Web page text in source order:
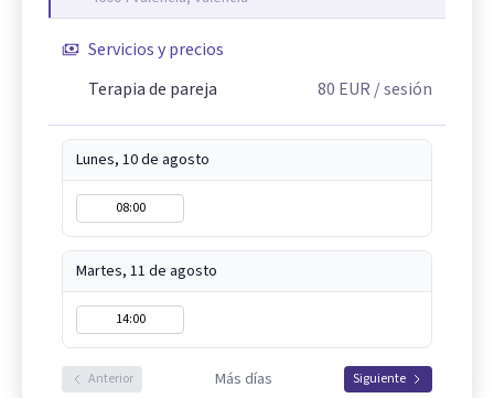
Servicios y precios
Terapia de pareja
80 EUR / sesión
Lunes, 10 de agosto
08:00
Martes, 11 de agosto
14:00
Anterior Más días Siguiente